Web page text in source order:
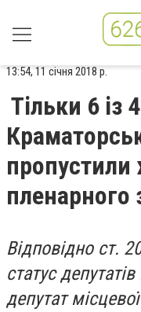
13:54, 11 січня 2018 р.
Тільки 6 із
пленарного
Відповідно ст.
статус
депутат